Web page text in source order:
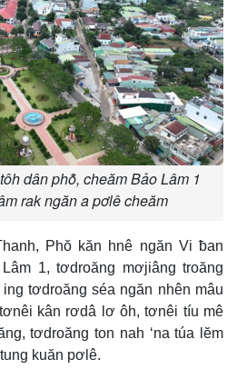
dân phô̆, cheăm Bảo Lâm 1
rak ngăn a pơlê cheăm
Phŏ kăn hnê ngăn Vi ƀan
1, tơdroăng mơjiâng troăng
tơdroăng séa ngăn nhên mâu
kân rơdâ lơ ôh, tơnêi tíu mê
tơdroăng ton nah ‘na túa lĕm
kuăn pơlê.